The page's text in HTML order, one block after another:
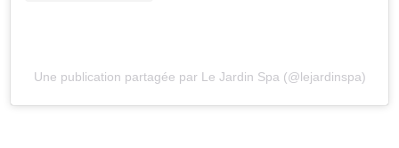
Une publication partagée par Le Jardin Spa (@lejardinspa)